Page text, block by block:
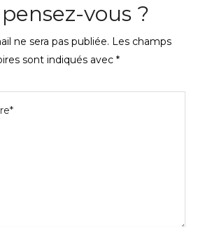
vous ?
ne sera pas publiée. Les champs
sont indiqués avec *